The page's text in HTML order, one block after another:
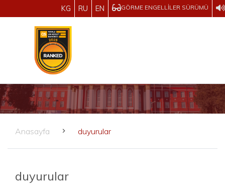
KG RU EN GÖRME ENGELLILER SÜRÜMÜ
Anasayfa duyurular
duyurular